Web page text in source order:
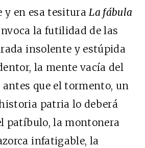
y en esa tesituraLa fábula
la futilidad de las
insolente y estúpida
la mente vacía del
antes que el tormento, un
patria lo deberá
patíbulo, la montonera
infatigable, la